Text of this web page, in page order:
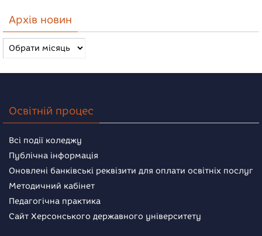
Архів новин
Архів
новин
Освітній процес
Всі події коледжу
Публічна інформація
Оновлені банківські реквізити для оплати освітніх послуг
Методичний кабінет
Педагогічна практика
Сайт Херсонського державного університету